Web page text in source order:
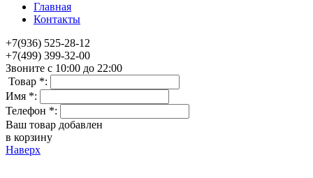
Главная
Контакты
+7(936) 525-28-12
+7(499) 399-32-00
Звоните с 10:00 до 22:00
Товар *:
Имя *:
Телефон *:
Ваш товар добавлен
в корзину
Наверх